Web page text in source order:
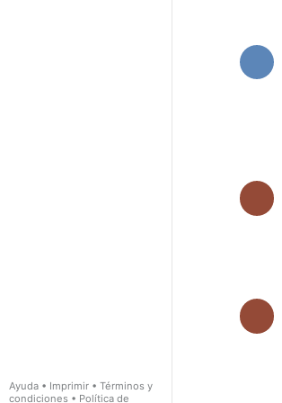
Ayuda• Imprimir• Términos y
condiciones• Política de